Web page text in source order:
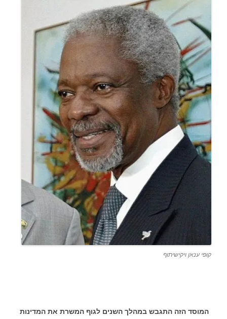
קופי ענאן ויקישיתוף
המוסד הזה התגבש במהלך השנים לגוף המשרת את המדינות